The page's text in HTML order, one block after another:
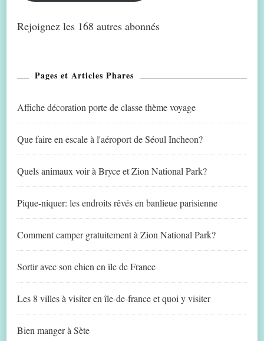
Rejoignez les 168 autres abonnés
Pages et Articles Phares
Affiche décoration porte de classe thème voyage
Que faire en escale à l'aéroport de Séoul Incheon?
Quels animaux voir à Bryce et Zion National Park?
Pique-niquer: les endroits rêvés en banlieue parisienne
Comment camper gratuitement à Zion National Park?
Sortir avec son chien en île de France
Les 8 villes à visiter en île-de-france et quoi y visiter
Bien manger à Sète